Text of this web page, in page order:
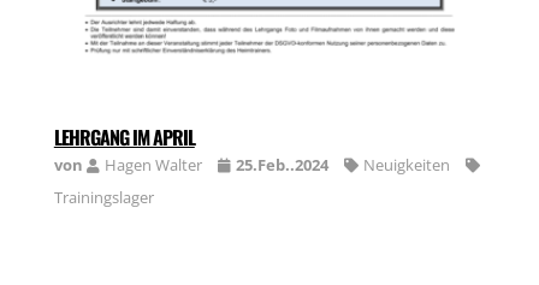
LEHRGANG IM APRIL
von Hagen Walter 25.Feb..2024
Neuigkeiten
Trainingslager